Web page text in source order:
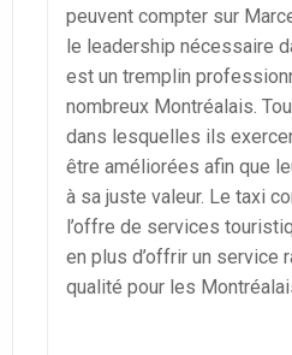
peuvent compter sur
le leadership nécessaire
est un tremplin
nombreux Montréalais.
dans lesquelles ils
être améliorées afin que
à sa juste valeur. Le taxi
l’offre de services
en plus d’offrir un service
qualité pour les